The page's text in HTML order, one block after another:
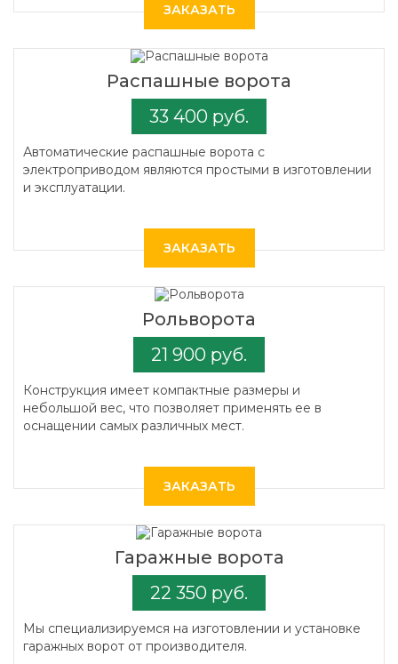
ЗАКАЗАТЬ
Распашные ворота
33 400 руб.
Автоматические распашные ворота с
электроприводом являются простыми в изготовлении
и эксплуатации.
ЗАКАЗАТЬ
Рольворота
21 900 руб.
Конструкция имеет компактные размеры и
небольшой вес, что позволяет применять ее в
оснащении самых различных мест.
ЗАКАЗАТЬ
Гаражные ворота
22 350 руб.
Мы специализируемся на изготовлении и установке
гаражных ворот от производителя.